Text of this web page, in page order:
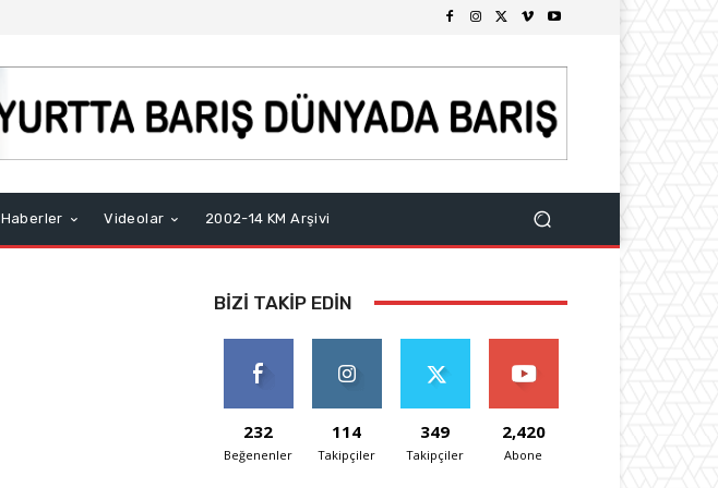
Haberler Videolar 2002-14 KM Arşivi
BIZI TAKIP EDIN
232
Beğenenler
114
Takipçiler
349
Takipçiler
2,420
Abone